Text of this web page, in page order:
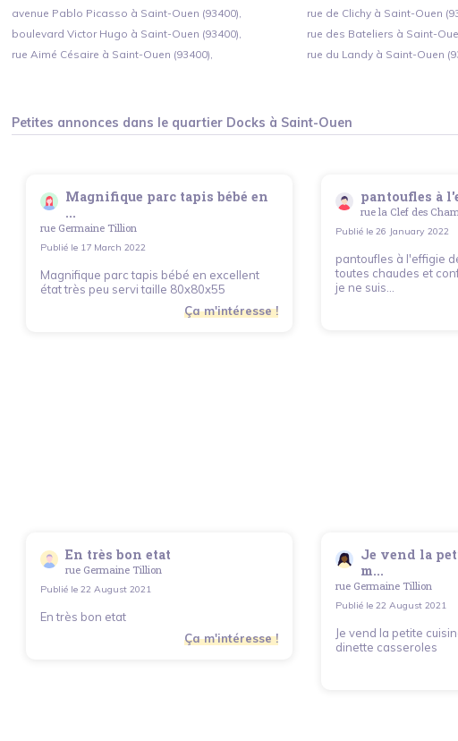
avenue Pablo Picasso à Saint-Ouen (93400),
boulevard Victor Hugo à Saint-Ouen (93400),
rue Aimé Césaire à Saint-Ouen (93400),
rue de Clichy à Saint-Ouen
rue des Bateliers à Saint-
rue du Landy à Saint-Ouen
Petites annonces dans le quartier Docks à Saint-Ouen
Magnifique parc tapis bébé en
...
rue Germaine Tillion
Publié le 17 March 2022
Magnifique parc tapis bébé en excellent
état très peu servi taille 80x80x55
Ça m'intéresse !
pantoufles à
rue la Clef des
Publié le 26 January 2022
pantoufles à l'effigie
toutes chaudes et
je ne suis...
En très bon etat
rue Germaine Tillion
Publié le 22 August 2021
En très bon etat
Ça m'intéresse !
Je vend la
m...
rue Germaine Tillion
Publié le 22 August 2021
Je vend la petite
dinette casseroles